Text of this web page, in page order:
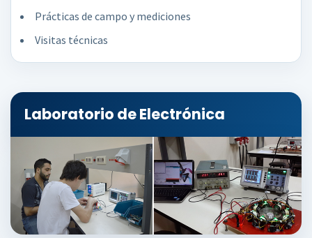
Prácticas de campo y mediciones
Visitas técnicas
Laboratorio de Electrónica